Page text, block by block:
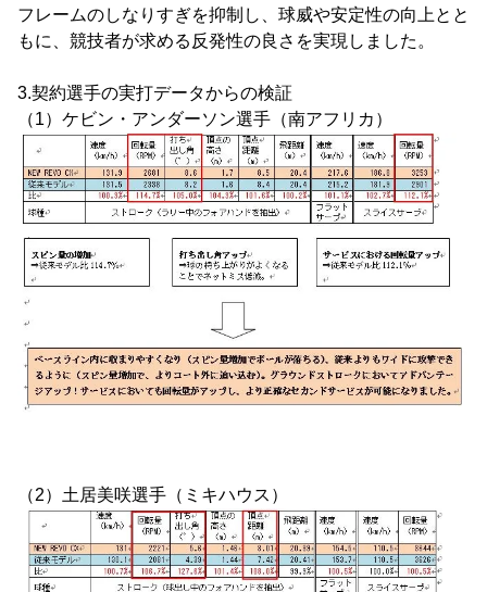
フレームのしなりすぎを抑制し、球威や安定性の向上とと
もに、競技者が求める反発性の良さを実現しました。
3.契約選手の実打データからの検証
（1）ケビン・アンダーソン選手（南アフリカ）
（2）土居美咲選手（ミキハウス）